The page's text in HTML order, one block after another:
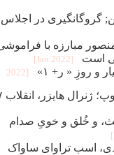
گروگانگیری در اجلاس
مبارزه با
است
[2022 Jan]
و روزِ « ر+ ۱»
[2022
و خُلق‌ و‌ خویِ صدام
اسب تراوای ساواک